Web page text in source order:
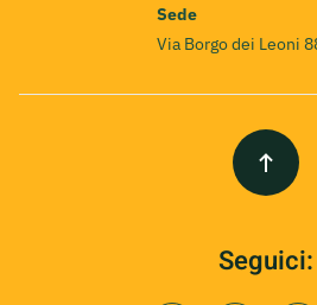
Sede
Via Borgo dei Leoni
Seguici: